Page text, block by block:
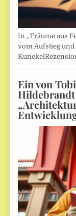
In „Träume aus
vom Aufstieg
Ein von
Hildebrandt